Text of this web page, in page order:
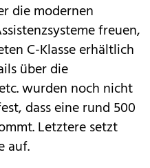
die modernen
freuen,
C-Klasseerhältlich
über die
wurden noch nicht
dass eine rund 500
Letztere setzt
auf.